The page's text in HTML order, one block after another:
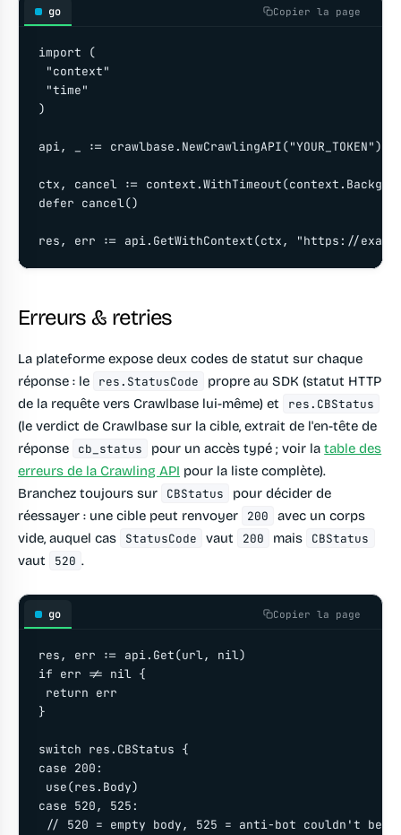
go Copier la page
import (
"context"
"time"
)
api, _ := crawlbase.NewCrawlingAPI("YOUR_TOKEN")
ctx, cancel :=
defer cancel()
Erreurs & retries
La plateforme expose deux codes de statut sur chaque
réponse : le
res.StatusCode
propre au SDK (statut HTTP
de la requête vers Crawlbase lui-même) et
res.CBStatus
(le verdict de Crawlbase sur la cible, extrait de l'en-tête de
réponse
cb_status pour un accès typé ; voir latable des
erreurs de la Crawling API pour la liste complète).
Branchez toujours sur
CBStatus
pour décider de
réessayer : une cible peut renvoyer
200
avec un corps
vide, auquel cas
StatusCode vaut 200 mais CBStatus
vaut 520 .
go Copier la page
res, err := api.Get(url, nil)
if err != nil {
return err
}
switch res.CBStatus {
case 200:
use(res.Body)
case 520, 525:
// 520 = empty body, 525 = anti-bot couldn't be